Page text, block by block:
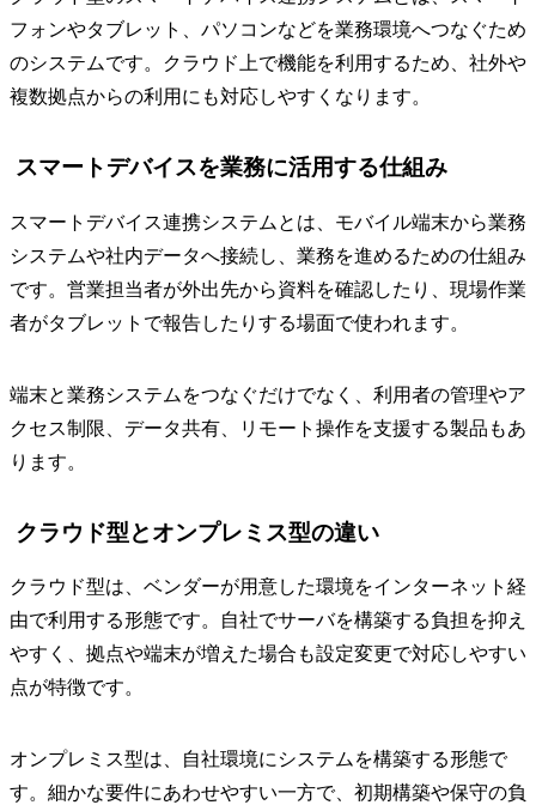
フォンやタブレット、パソコンなどを業務環境へつなぐため
のシステムです。クラウド上で機能を利用するため、社外や
複数拠点からの利用にも対応しやすくなります。
スマートデバイスを業務に活用する仕組み
スマートデバイス連携システムとは、モバイル端末から業務
システムや社内データへ接続し、業務を進めるための仕組み
です。営業担当者が外出先から資料を確認したり、現場作業
者がタブレットで報告したりする場面で使われます。
端末と業務システムをつなぐだけでなく、利用者の管理やア
クセス制限、データ共有、リモート操作を支援する製品もあ
ります。
クラウド型とオンプレミス型の違い
クラウド型は、ベンダーが用意した環境をインターネット経
由で利用する形態です。自社でサーバを構築する負担を抑え
やすく、拠点や端末が増えた場合も設定変更で対応しやすい
点が特徴です。
オンプレミス型は、自社環境にシステムを構築する形態で
す。細かな要件にあわせやすい一方で、初期構築や保守の負